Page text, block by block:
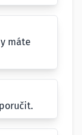
máte